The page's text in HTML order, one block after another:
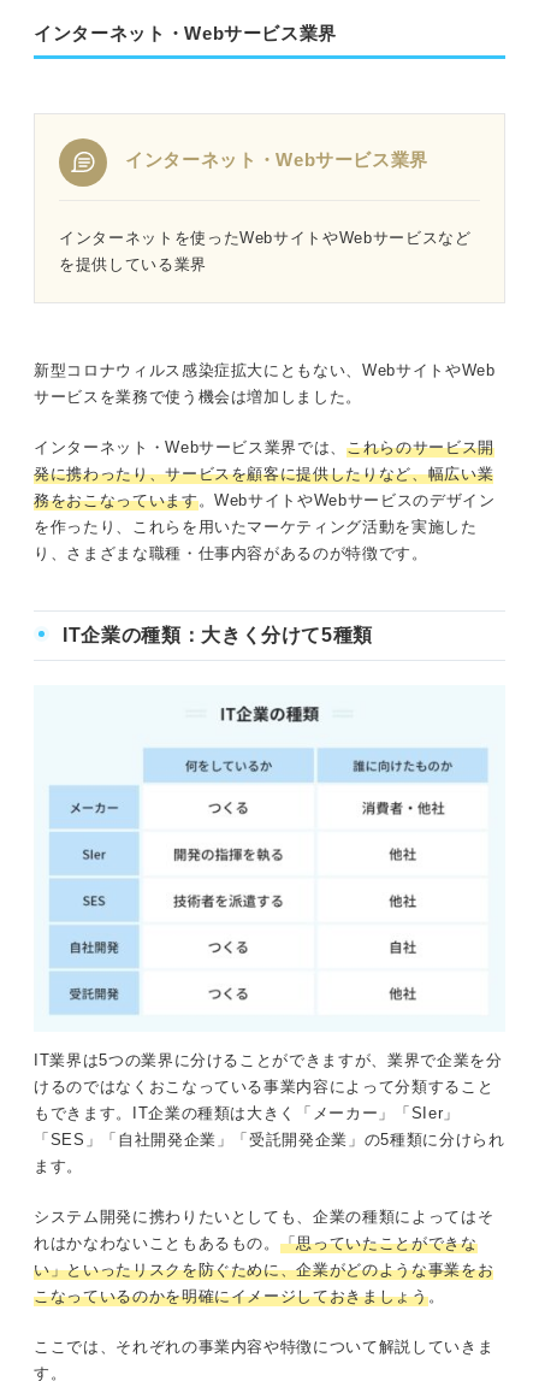
インターネット・Webサービス業界
インターネット・Webサービス業界
インターネットを使ったWebサイトやWebサービスなど
を提供している業界
新型コロナウィルス感染症拡大にともない、WebサイトやWeb
サービスを業務で使う機会は増加しました。
インターネット・Webサービス業界では、 これらのサービス開
発に携わったり、サービスを顧客に提供したりなど、幅広い業
務をおこなっています。WebサイトやWebサービスのデザイン
を作ったり、これらを用いたマーケティング活動を実施した
り、さまざまな職種・仕事内容があるのが特徴です。
IT企業の種類：大きく分けて5種類
IT業界は5つの業界に分けることができますが、業界で企業を分
けるのではなくおこなっている事業内容によって分類すること
もできます。IT企業の種類は大きく「メーカー」「SIer」
「SES」「自社開発企業」「受託開発企業」の5種類に分けられ
ます。
システム開発に携わりたいとしても、企業の種類によってはそ
れはかなわないこともあるもの。 「思っていたことができな
い」といったリスクを防ぐために、企業がどのような事業をお
こなっているのかを明確にイメージしておきましょう。
ここでは、それぞれの事業内容や特徴について解説していきま
す。